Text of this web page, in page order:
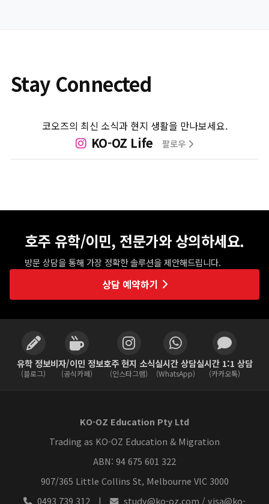
Stay Connected
코오즈의 최신 소식과 현지 생활을 만나보세요.
KO-OZ Life 팔로우
호주 유학/이민, 전문가와 상의하세요.
방문 상담을 통해 가장 정확한 솔루션을 제안해드립니다.
상담 예약하기
유학 정보
(블로그)
비자/이민 정보
(공식카페)
호주 현지 소식
(인스타그램)
실시간 상담
(WhatsApp)
실시간 1:1 상담
(카카오톡)
KO-OZ Education Pty Ltd
Trading as KO-OZ Education & Migration
ABN: 94 675 601 322
907/365 Little Collins St, Melbourne VIC 3000
0493 739 312
| study@ko-oz.com / visa@ko-